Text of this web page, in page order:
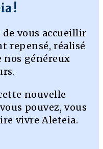
!
de vous accueillir
repensé, réalisé
nos généreux
nouvelle
pouvez, vous
vivre Aleteia.